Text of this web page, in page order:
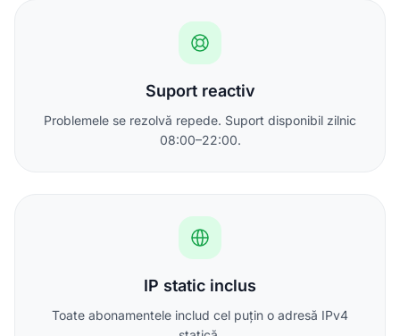
Suport reactiv
Problemele se rezolvă repede. Suport disponibil zilnic
08:00–22:00.
IP static inclus
Toate abonamentele includ cel puțin o adresă IPv4